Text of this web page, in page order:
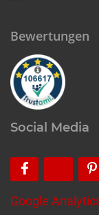
Bewertungen
Social Media
Google